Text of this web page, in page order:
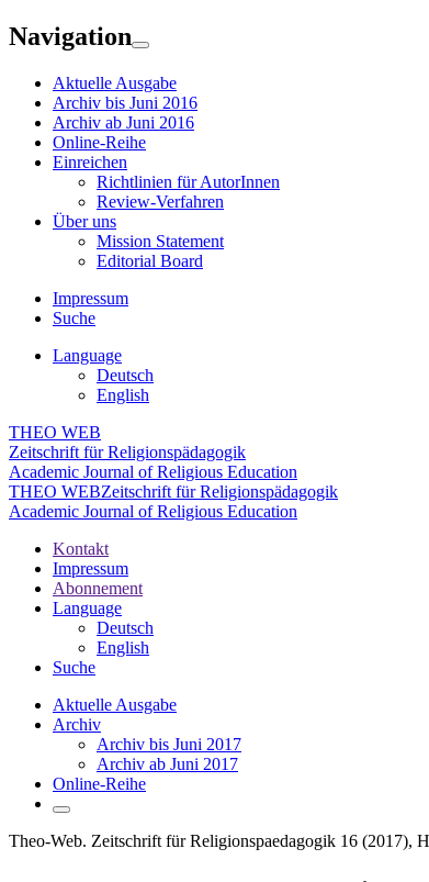
Navigation
Aktuelle Ausgabe
Archiv bis Juni 2016
Archiv ab Juni 2016
Online-Reihe
Einreichen
Richtlinien für AutorInnen
Review-Verfahren
Über uns
Mission Statement
Editorial Board
Impressum
Suche
Language
Deutsch
English
THEO WEB
Zeitschrift für Religionspädagogik
Academic Journal of Religious Education
THEO WEBZeitschrift für Religionspädagogik
Academic Journal of Religious Education
Kontakt
Impressum
Abonnement
Language
Deutsch
English
Suche
Aktuelle Ausgabe
Archiv
Archiv bis Juni 2017
Archiv ab Juni 2017
Online-Reihe
Theo-Web. Zeitschrift für Religionspaedagogik 16 (2017),